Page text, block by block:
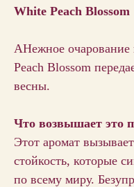
White Peach Blossom
АНежное
Peach Blossom
весны.
Что возвышает это
Этот аромат
стойкость, которые
по всему миру.